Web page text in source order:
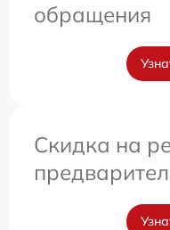
обращения
Скидка на